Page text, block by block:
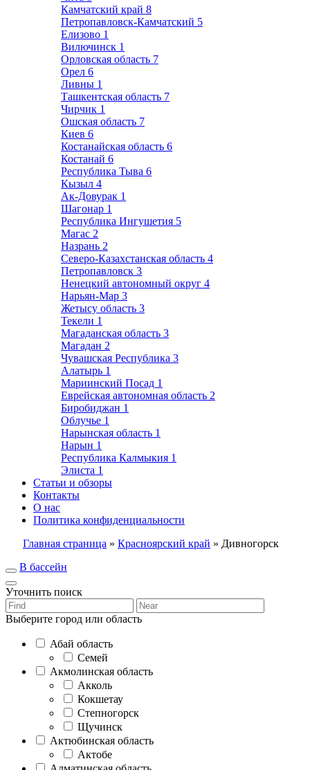
Камчатский край 8
Петропавловск-Камчатский 5
Елизово 1
Вилючинск 1
Орловская область 7
Орел 6
Ливны 1
Ташкентская область 7
Чирчик 1
Ошская область 7
Киев 6
Костанайская область 6
Костанай 6
Республика Тыва 6
Кызыл 4
Ак-Довурак 1
Шагонар 1
Республика Ингушетия 5
Магас 2
Назрань 2
Северо-Казахстанская область 4
Петропавловск 3
Ненецкий автономный округ 4
Нарьян-Мар 3
Жетысу область 3
Текели 1
Магаданская область 3
Магадан 2
Чувашская Республика 3
Алатырь 1
Мариинский Посад 1
Еврейская автономная область 2
Биробиджан 1
Облучье 1
Нарынская область 1
Нарын 1
Республика Калмыкия 1
Элиста 1
Статьи и обзоры
Контакты
О нас
Политика конфиденциальности
Главная страница » Красноярский край » Дивногорск
В бассейн
Уточнить поиск
Выберите город или область
Абай область
Семей
Акмолинская область
Акколь
Кокшетау
Степногорск
Щучинск
Актюбинская область
Актобе